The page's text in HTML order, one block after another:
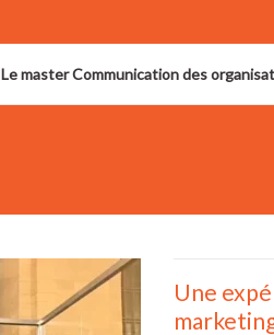
Le master Communication des
Une